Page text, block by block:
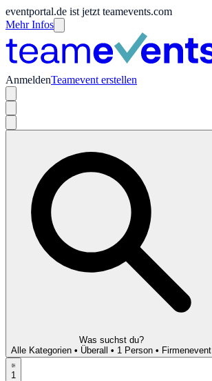
eventportal.de ist jetzt teamevents.com
Mehr Infos
AnmeldenTeamevent erstellen
Was suchst du?
Alle Kategorien • Überall • 1 Person • Firmenevent
1